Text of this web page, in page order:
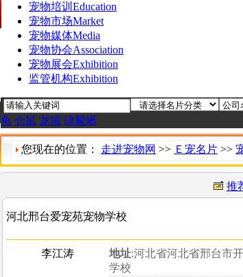
宠物培训 Education
宠物市场Market
宠物媒体Media
宠物协会Association
宠物展会Exhibition
监管机构Exhibition
龟 仓鼠 龙猫 绿鬣蜥
您现在的位置： 走进宠物网 >> Ｅ宠名片 >>
推
河北邢台爱宠苑宠物学校
李江涛 地址:河北省河北省邢台市
学校